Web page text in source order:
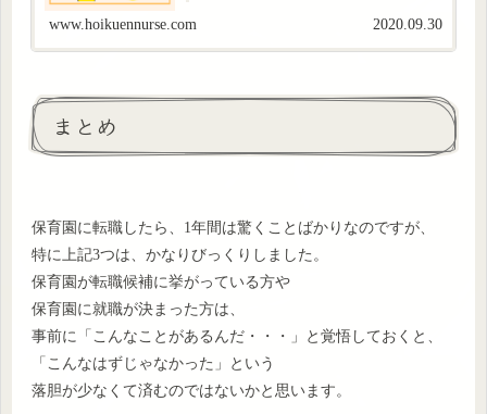
www.hoikuennurse.com 2020.09.30
まとめ
保育園に転職したら、1年間は驚くことばかりなのですが、
特に上記3つは、かなりびっくりしました。
保育園が転職候補に挙がっている方や
保育園に就職が決まった方は、
事前に「こんなことがあるんだ・・・」と覚悟しておくと、
「こんなはずじゃなかった」という
落胆が少なくて済むのではないかと思います。